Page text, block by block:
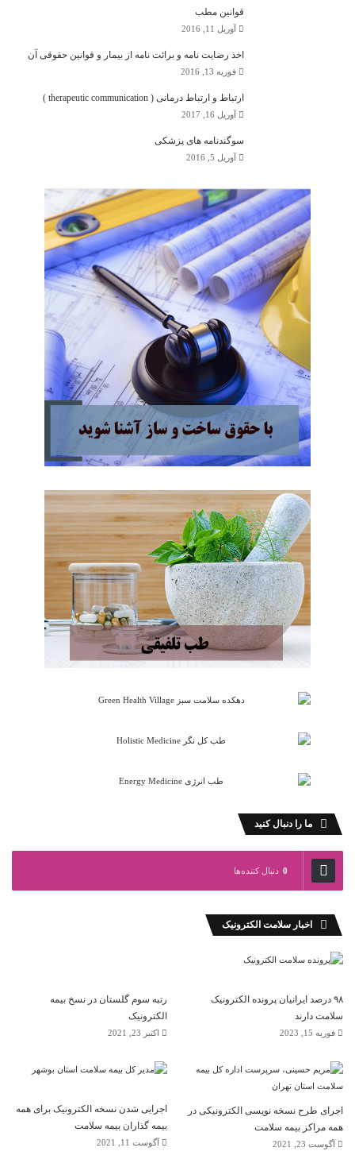
قوانین مطب
آوریل 11, 2016
اخذ رضایت نامه و برائت نامه از بیمار و قوانین حقوقی آن
فوریه 13, 2016
ارتباط و ارتباط درمانی ( therapeutic communication )
آوریل 16, 2017
سوگندنامه های پزشکی
آوریل 5, 2016
ما را دنبال کنید
0 دنبال کننده‌ها
اخبار سلامت الکترونیک
۹۸ درصد ایرانیان پرونده الکترونیک
سلامت دارند
فوریه 15, 2023
رتبه سوم گلستان در نسخ بیمه
الکترونیک
اکتبر 23, 2021
اجرای طرح نسخه نویسی الکترونیکی در
همه مراکز بیمه سلامت
آگوست 23, 2021
اجرایی شدن نسخه الکترونیک برای همه
بیمه گذاران بیمه سلامت
آگوست 11, 2021